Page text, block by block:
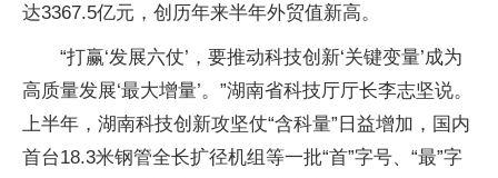
达3367.5亿元，创历年来半年外贸值新高。
“打赢‘发展六仗’，要推动科技创新‘关键变量’成为
高质量发展‘最大增量’。”湖南省科技厅厅长李志坚说。
上半年，湖南科技创新攻坚仗“含科量”日益增加，国内
首台18.3米钢管全长扩径机组等一批“首”字号、“最”字